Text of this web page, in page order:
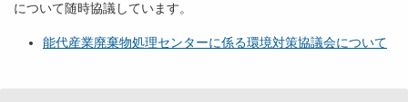
について随時協議しています。
能代産業廃棄物処理センターに係る環境対策協議会について